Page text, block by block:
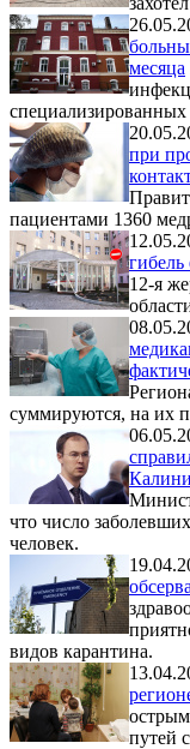
месяца
при
пациентами 1360
гибель
12-я
суммируются, на их
что число
человек.
видов карантина.
путей